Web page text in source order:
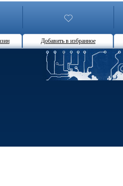
Добавить в избранное